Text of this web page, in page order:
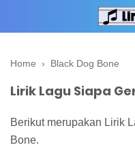
Home › Black Dog Bone
Lirik Lagu Siapa
Berikut merupakan Lirik
Bone.